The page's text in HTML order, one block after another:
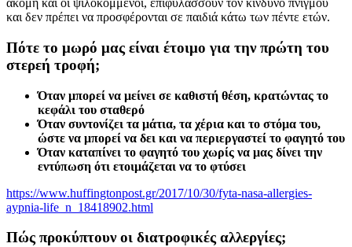
ακόμη και οι ψιλοκομμένοι, επιφυλάσσουν τον κίνδυνο πνιγμού
και δεν πρέπει να προσφέρονται σε παιδιά κάτω των πέντε ετών.
Πότε το μωρό μας είναι έτοιμο για την πρώτη του
στερεή τροφή;
Όταν μπορεί να μείνει σε καθιστή θέση, κρατώντας το
κεφάλι του σταθερό
Όταν συντονίζει τα μάτια, τα χέρια και το στόμα του,
ώστε να μπορεί να δει και να περιεργαστεί το φαγητό του
Όταν καταπίνει το φαγητό του χωρίς να μας δίνει την
εντύπωση ότι ετοιμάζεται να το φτύσει
https://www.huffingtonpost.gr/2017/10/30/fyta-nasa-allergies-
aypnia-life_n_18418902.html
Πώς προκύπτουν οι διατροφικές αλλεργίες;